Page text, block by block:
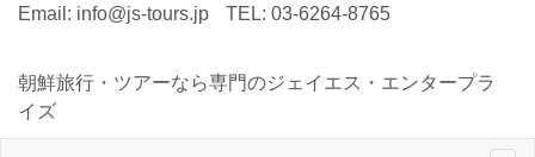
Email: info@js-tours.jp TEL: 03-6264-8765
朝鮮旅行・ツアーなら専門のジェイエス・エンタープラ
イズ